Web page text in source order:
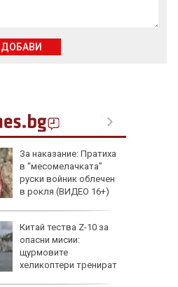
За наказание: Пратиха
в “месомелачката”
руски войник облечен
в рокля (ВИДЕО 16+)
Китай тества Z-10 за
опасни мисии:
щурмовите
хеликоптери тренират
ДОБАВИ